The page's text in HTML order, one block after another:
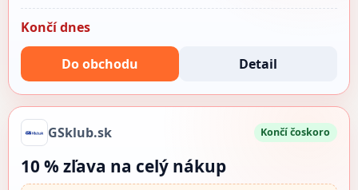
Končí dnes
Do obchodu Detail
GSklub.sk Končí čoskoro
10 % zľava na celý nákup